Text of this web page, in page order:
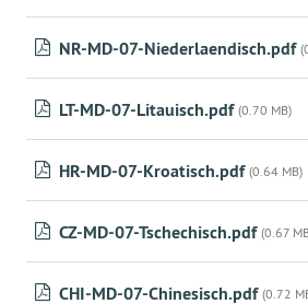
NR-MD-07-Niederlaendisch.pdf
LT-MD-07-Litauisch.pdf (0.70 MB)
HR-MD-07-Kroatisch.pdf (0.64 MB)
CZ-MD-07-Tschechisch.pdf (0.67
CHI-MD-07-Chinesisch.pdf (0.72